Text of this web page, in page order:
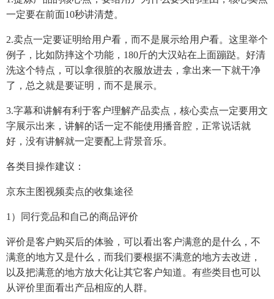
一定要在前面10秒讲清楚。
2.卖点一定要证明给用户看，而不是展示给用户看。这里举个
例子，比如防摔这个功能，180斤的大汉站在上面蹦跶。好清
洗这个特点，可以拿很脏的衣服放进去，拿出来一下就干净
了，总之就是要证明，而不是展示。
3.字幕和讲解有利于客户理解产品卖点，核心卖点一定要用文
字展示出来，讲解的话一定不能使用播音腔，正常说话就
好，没有讲解就一定要配上背景音乐。
各类目操作建议：
京东主图视频卖点的收集途径
1）同行竞品和自己的商品评价
评价是客户购买后的体验，可以看出客户满意的是什么，不
满意的地方又是什么，而我们要根据不满意的地方去改进，
以及把满意的地方放大化让其它客户知道。有些类目也可以
从评价里面看出产品相应的人群。